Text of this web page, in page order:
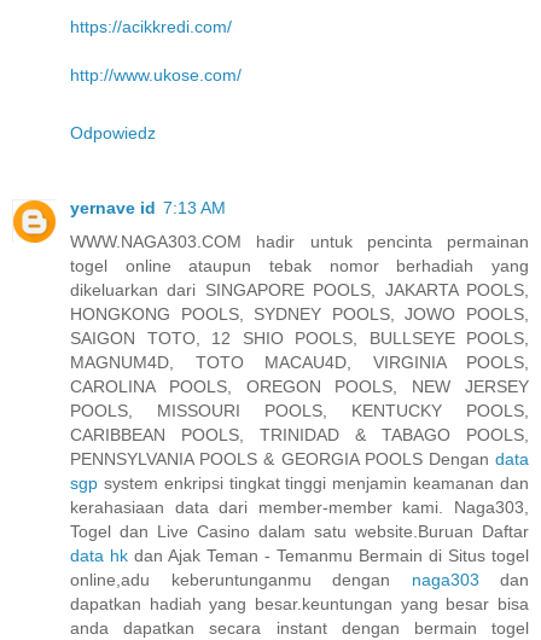
https://acikkredi.com/
http://www.ukose.com/
Odpowiedz
yernave id 7:13 AM
WWW.NAGA303.COM hadir untuk pencinta permainan
togel online ataupun tebak nomor berhadiah yang
dikeluarkan dari SINGAPORE POOLS, JAKARTA POOLS,
HONGKONG POOLS, SYDNEY POOLS, JOWO POOLS,
SAIGON TOTO, 12 SHIO POOLS, BULLSEYE POOLS,
MAGNUM4D, TOTO MACAU4D, VIRGINIA POOLS,
CAROLINA POOLS, OREGON POOLS, NEW JERSEY
POOLS, MISSOURI POOLS, KENTUCKY POOLS,
CARIBBEAN POOLS, TRINIDAD & TABAGO POOLS,
PENNSYLVANIA POOLS & GEORGIA POOLS Dengan data
sgp system enkripsi tingkat tinggi menjamin keamanan dan
kerahasiaan data dari member-member kami. Naga303,
Togel dan Live Casino dalam satu website.Buruan Daftar
data hk dan Ajak Teman - Temanmu Bermain di Situs togel
online,adu keberuntunganmu dengan naga303 dan
dapatkan hadiah yang besar.keuntungan yang besar bisa
anda dapatkan secara instant dengan bermain togel